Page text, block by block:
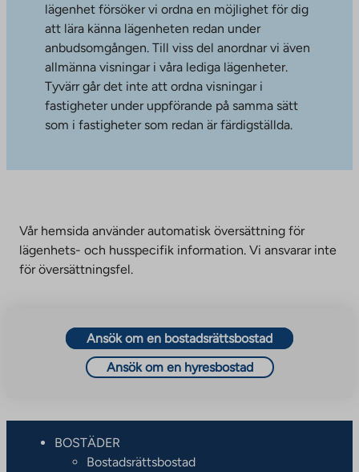
lägenhet försöker vi ordna en möjlighet för dig
att lära känna lägenheten redan under
anbudsomgången. Till viss del anordnar vi även
allmänna visningar i våra lediga lägenheter.
Tyvärr går det inte att ordna visningar i
fastigheter under uppförande på samma sätt
som i fastigheter som redan är färdigställda.
Vår hemsida använder automatisk översättning för
lägenhets- och husspecifik information. Vi ansvarar inte
för översättningsfel.
Ansök om en bostadsrättsbostad
Ansök om en hyresbostad
BOSTÄDER
Bostadsrättsbostad